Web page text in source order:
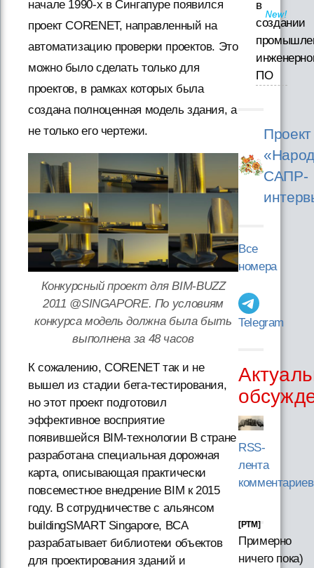
начале 1990-х в Сингапуре появился
проект CORENET, направленный на
автоматизацию проверки проектов. Это
можно было сделать только для
проектов, в рамках которых была
создана полноценная модель здания, а
не только его чертежи.
Конкурсный проект для BIM-BUZZ
2011 @SINGAPORE. По условиям
конкурса модель должна была быть
выполнена за 48 часов
К сожалению, CORENET так и не
вышел из стадии бета-тестирования,
но этот проект подготовил
эффективное восприятие
появившейся BIM-технологии В стране
разработана специальная дорожная
карта, описывающая практически
повсеместное внедрение BIM к 2015
году. В сотрудничестве с альянсом
buildingSMART Singapore, BCA
разрабатывает библиотеки объектов
для проектирования зданий и
в
создании
ПО
Проект
САПР-
Все
номера
Telegram
RSS-
лента
комментариев
[PTM]
Примерно
ничего пока)